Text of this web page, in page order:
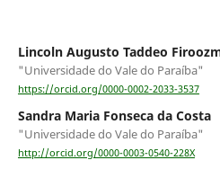
Lincoln Augusto Taddeo
"Universidade do Vale do Paraíba"
https://orcid.org/0000-0002-2033-3537
Sandra Maria Fonseca da Costa
"Universidade do Vale do Paraíba"
http://orcid.org/0000-0003-0540-228X